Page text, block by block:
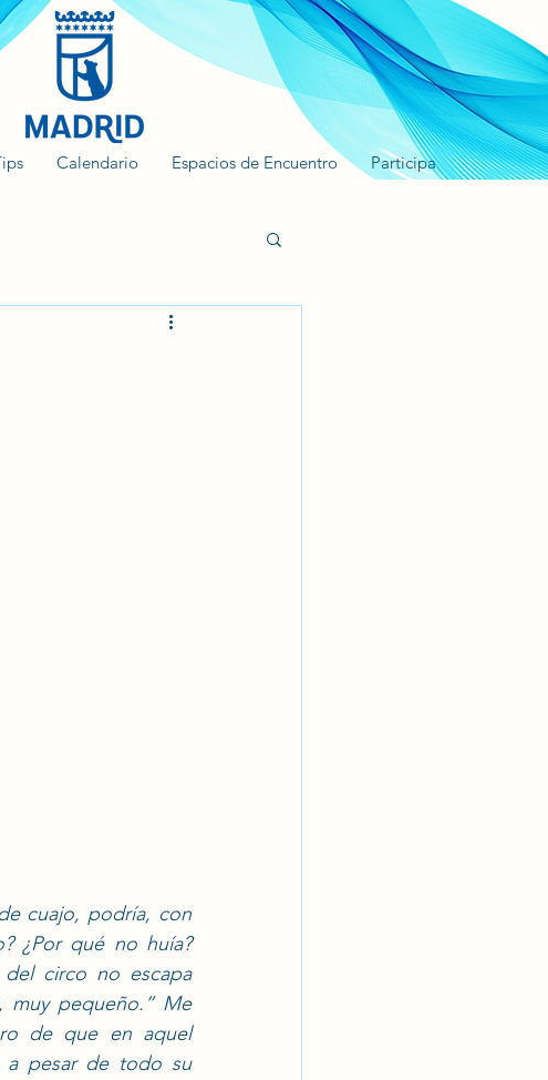
Calendario Espacios de Encuentro Participa
cuajo, podría, con
¿Por qué no huía?
circo no escapa
muy pequeño.” Me
de que en aquel
a pesar de todo su